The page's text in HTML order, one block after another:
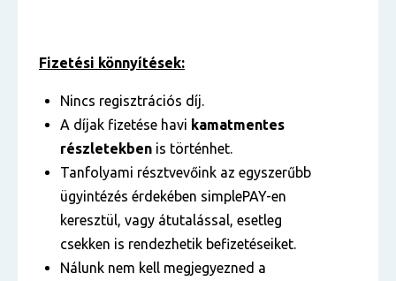
Fizetési könnyítések:
Nincs regisztrációs díj.
A díjak fizetése havi kamatmentes
részletekben is történhet.
Tanfolyami résztvevőink az egyszerűbb
ügyintézés érdekében simplePAY-en
keresztül, vagy átutalással, esetleg
csekken is rendezhetik befizetéseiket.
Nálunk nem kell megjegyezned a